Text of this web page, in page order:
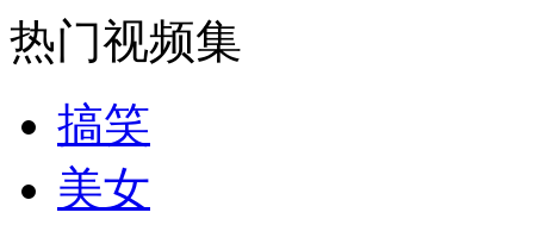
消防员救轻生者 花炮节热闹非凡
热门视频集
搞笑
美女